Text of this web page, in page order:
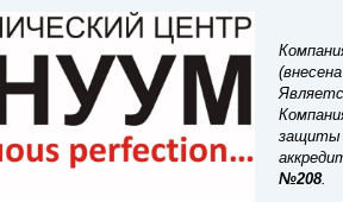
защиты
№208.